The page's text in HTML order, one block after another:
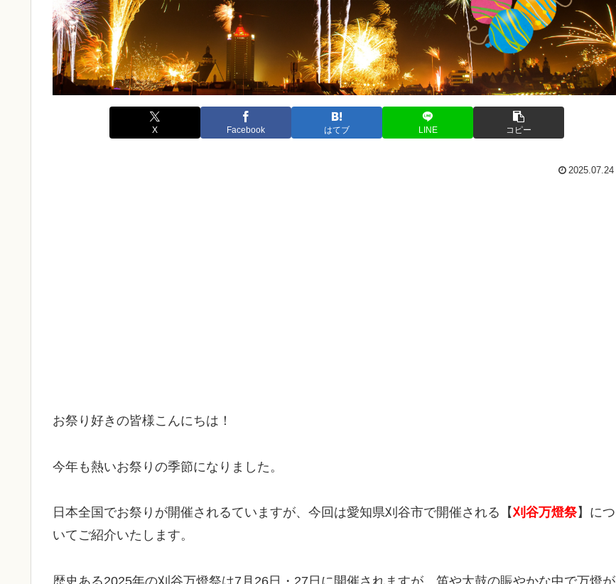
X Facebook はてブ LINE コピー
2025.07.24
お祭り好きの皆様こんにちは！
今年も熱いお祭りの季節になりました。
日本全国でお祭りが開催されるていますが、今回は愛知県刈谷市で開催される【刈谷万燈祭】につ
いてご紹介いたします。
歴史ある2025年の刈谷万燈祭は7月26日・27日に開催されますが、笛や太鼓の賑やかな中で万燈が